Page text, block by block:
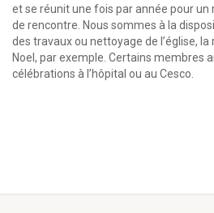
et se réunit une fois par année pour un
de rencontre. Nous sommes à la
des travaux ou nettoyage de l’église,
Noel, par exemple. Certains membres
célébrations à l’hôpital ou au Cesco.